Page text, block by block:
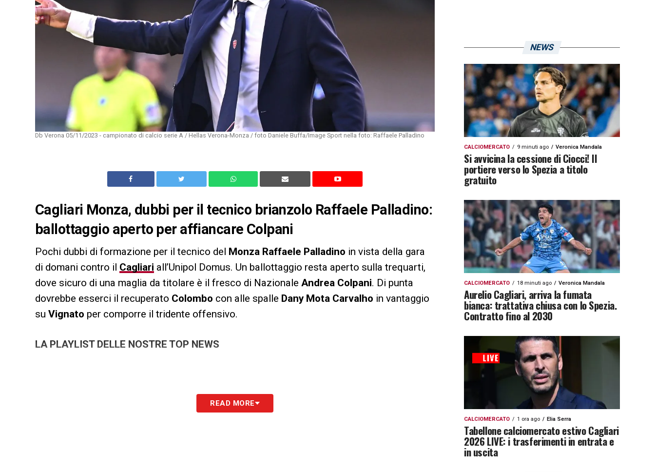
Db Verona 05/11/2023 - campionato di calcio serie A / Hellas Verona-Monza / foto Daniele Buffa/Image Sport nella foto: Raffaele Palladino
Cagliari Monza, dubbi per il tecnico brianzolo Raffaele Palladino:
ballottaggio aperto per affiancare Colpani
Pochi dubbi di formazione per il tecnico del Monza Raffaele Palladino in vista della gara
di domani contro il Cagliari all’Unipol Domus. Un ballottaggio resta aperto sulla trequarti,
dove sicuro di una maglia da titolare è il fresco di Nazionale Andrea Colpani. Di punta
dovrebbe esserci il recuperato Colombo con alle spalle Dany Mota Carvalho in vantaggio
su Vignato per comporre il tridente offensivo.
LA PLAYLIST DELLE NOSTRE TOP NEWS
READ MORE
NEWS
CALCIOMERCATO 9 minuti ago Veronica Mandala
Si avvicina la cessione di Ciocci! Il
portiere verso lo Spezia a titolo
gratuito
CALCIOMERCATO 18 minuti ago Veronica Mandala
Aurelio Cagliari, arriva la fumata
bianca: trattativa chiusa con lo Spezia.
Contratto fino al 2030
CALCIOMERCATO 1 ora ago Elia Serra
Tabellone calciomercato estivo Cagliari
2026 LIVE: i trasferimenti in entrata e
in uscita